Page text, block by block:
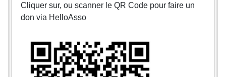
Cliquer sur, ou scanner le QR Code pour faire un
don via HelloAsso